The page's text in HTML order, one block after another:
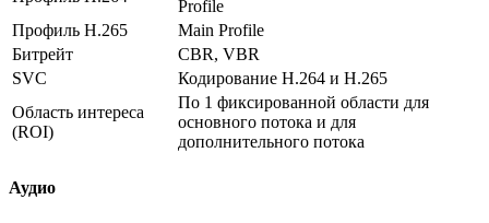
Profile
Профиль H.265
Main Profile
Битрейт
CBR, VBR
SVC
Кодирование H.264 и H.265
Область интереса
(ROI)
По 1 фиксированной области для
основного потока и для
дополнительного потока
Аудио